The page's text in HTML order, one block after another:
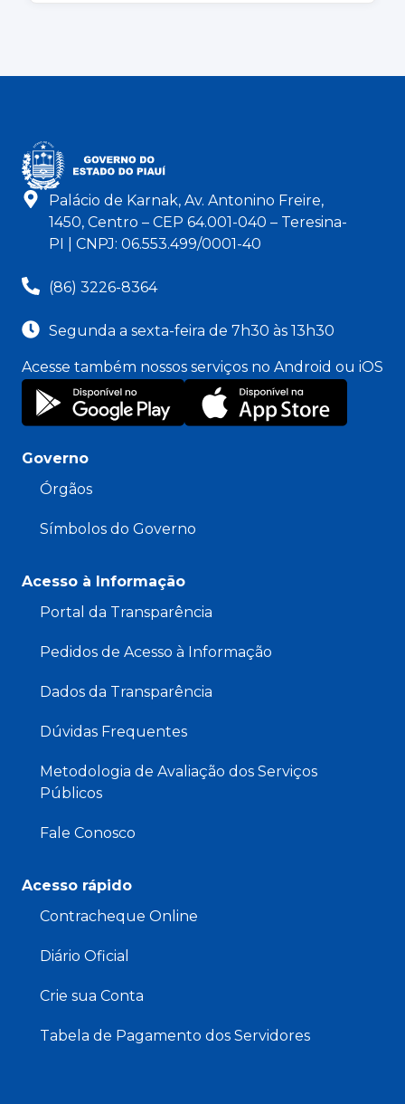
Palácio de Karnak, Av. Antonino Freire,
1450, Centro – CEP 64.001-040 – Teresina-
PI | CNPJ: 06.553.499/0001-40
(86) 3226-8364
Segunda a sexta-feira de 7h30 às 13h30
Acesse também nossos serviços no Android ou iOS
Governo
Órgãos
Símbolos do Governo
Acesso à Informação
Portal da Transparência
Pedidos de Acesso à Informação
Dados da Transparência
Dúvidas Frequentes
Metodologia de Avaliação dos Serviços
Públicos
Fale Conosco
Acesso rápido
Contracheque Online
Diário Oficial
Crie sua Conta
Tabela de Pagamento dos Servidores